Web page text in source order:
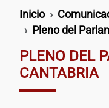
Ruta de
Inicio
Pleno del
PLENO DEL
CANTABRIA